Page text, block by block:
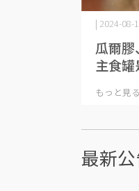
| 2024-08-
瓜爾
主食
もっと見
最新